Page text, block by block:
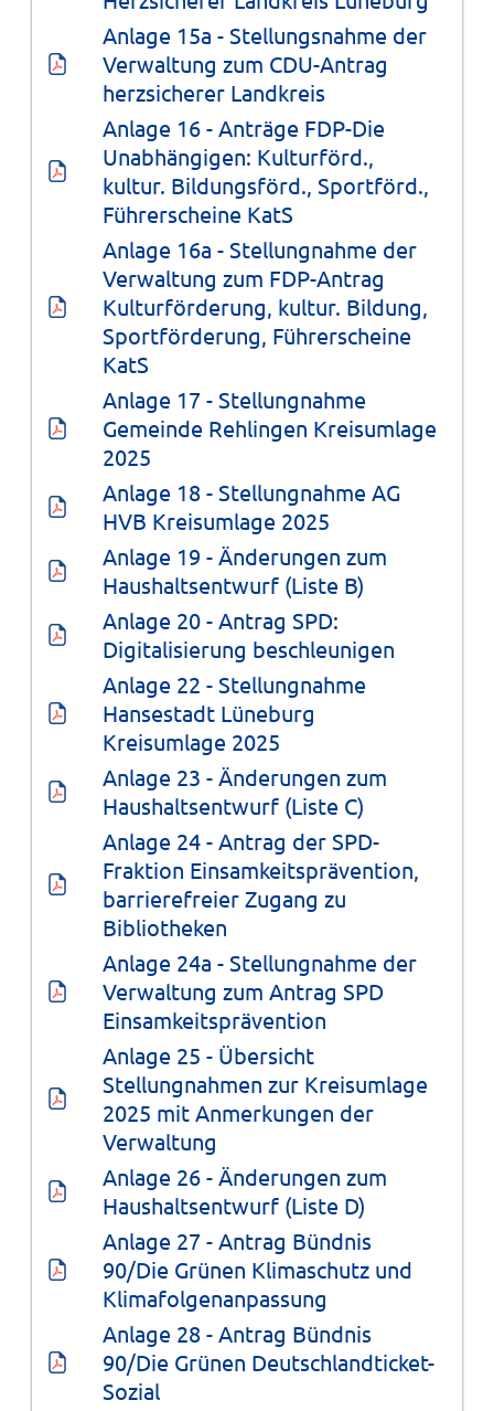
Anlage 15a - Stellungsnahme der
Verwaltung zum CDU-Antrag
herzsicherer Landkreis
Anlage 16 - Anträge FDP-Die
Unabhängigen: Kulturförd.,
kultur. Bildungsförd., Sportförd.,
Führerscheine KatS
Anlage 16a - Stellungnahme der
Verwaltung zum FDP-Antrag
Kulturförderung, kultur. Bildung,
Sportförderung, Führerscheine
KatS
Anlage 17 - Stellungnahme
Gemeinde Rehlingen Kreisumlage
2025
Anlage 18 - Stellungnahme AG
HVB Kreisumlage 2025
Anlage 19 - Änderungen zum
Haushaltsentwurf (Liste B)
Anlage 20 - Antrag SPD:
Digitalisierung beschleunigen
Anlage 22 - Stellungnahme
Hansestadt Lüneburg
Kreisumlage 2025
Anlage 23 - Änderungen zum
Haushaltsentwurf (Liste C)
Anlage 24 - Antrag der SPD-
Fraktion Einsamkeitsprävention,
barrierefreier Zugang zu
Bibliotheken
Anlage 24a - Stellungnahme der
Verwaltung zum Antrag SPD
Einsamkeitsprävention
Anlage 25 - Übersicht
Stellungnahmen zur Kreisumlage
2025 mit Anmerkungen der
Verwaltung
Anlage 26 - Änderungen zum
Haushaltsentwurf (Liste D)
Anlage 27 - Antrag Bündnis
90/Die Grünen Klimaschutz und
Klimafolgenanpassung
Anlage 28 - Antrag Bündnis
90/Die Grünen Deutschlandticket-
Sozial